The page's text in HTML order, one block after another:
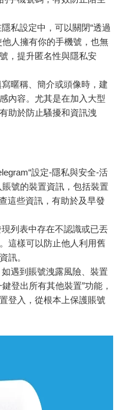
私設定中，可以關閉“透過
人擁有你的手機號，也無
，提升匿名性與隱私安
寫暱稱、簡介或頭像時，建
內容。尤其是在加入大型
助於防止騷擾和資訊洩
設定-隱私與安全-活
號的裝置資訊，包括裝置
這些資訊，有助於及早發
現列表中存在不認識或已丟
這樣可以防止他人利用舊
訊。
如遇到賬號洩露風險、裝置
登出所有其他裝置”功能，
登入，從根本上保護賬號